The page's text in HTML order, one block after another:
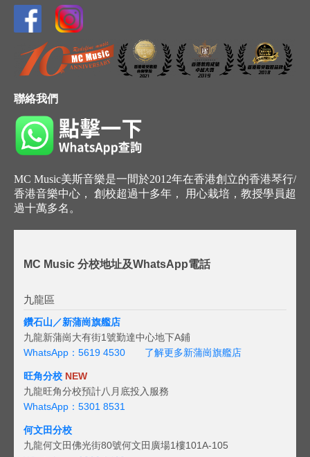
聯絡我們
MC Music美斯音樂是一間於2012年在香港創立的香港琴行/
香港音樂中心， 創校超過十多年， 用心栽培，教授學員超
過十萬多名。
MC Music 分校地址及WhatsApp電話
九龍區
鑽石山／新蒲崗旗艦店
九龍新蒲崗大有街1號勤達中心地下A鋪
WhatsApp：5619 4530
了解更多新蒲崗旗艦店
旺角分校 NEW
九龍旺角分校預計八月底投入服務
WhatsApp：5301 8531
何文田分校
九龍何文田佛光街80號何文田廣場1樓101A-105